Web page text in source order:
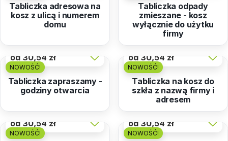
Tabliczka adresowa na
kosz z ulicą i numerem
domu
Tabliczka odpady
zmieszane - kosz
wyłącznie do użytku
firmy
NOWOŚĆ!
od30,54 zł
Tabliczka zapraszamy -
godziny otwarcia
NOWOŚĆ!
od30,54 zł
Tabliczka na kosz do
szkła z nazwą firmy i
adresem
NOWOŚĆ!
od30,54 zł
NOWOŚĆ!
od30,54 zł